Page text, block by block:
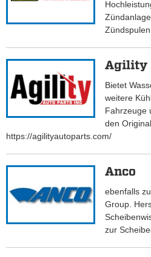
Agility
Bietet
weitere
Fahrzeuge
den
https://agilityautoparts.com/
Anco
ebenfalls
Group.
zur